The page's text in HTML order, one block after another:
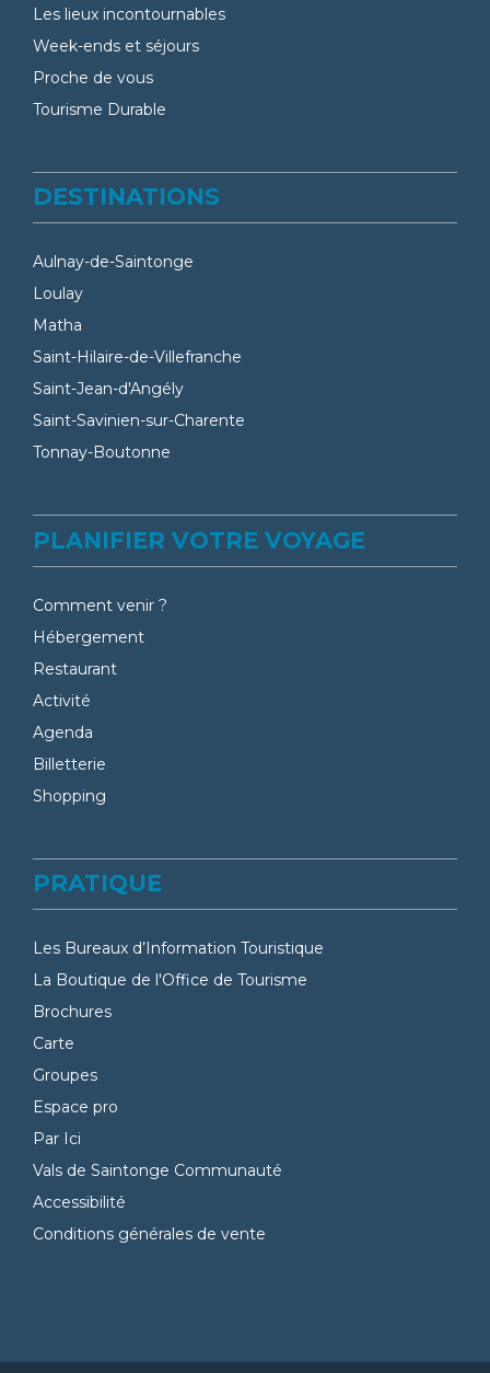
Les lieux incontournables
Week-ends et séjours
Proche de vous
Tourisme Durable
DESTINATIONS
Aulnay-de-Saintonge
Loulay
Matha
Saint-Hilaire-de-Villefranche
Saint-Jean-d'Angély
Saint-Savinien-sur-Charente
Tonnay-Boutonne
PLANIFIER VOTRE VOYAGE
Comment venir ?
Hébergement
Restaurant
Activité
Agenda
Billetterie
Shopping
PRATIQUE
Les Bureaux d’Information Touristique
La Boutique de l'Office de Tourisme
Brochures
Carte
Groupes
Espace pro
Par Ici
Vals de Saintonge Communauté
Accessibilité
Conditions générales de vente